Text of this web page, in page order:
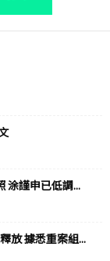
涂謹申已低調...
放 據悉重案組...